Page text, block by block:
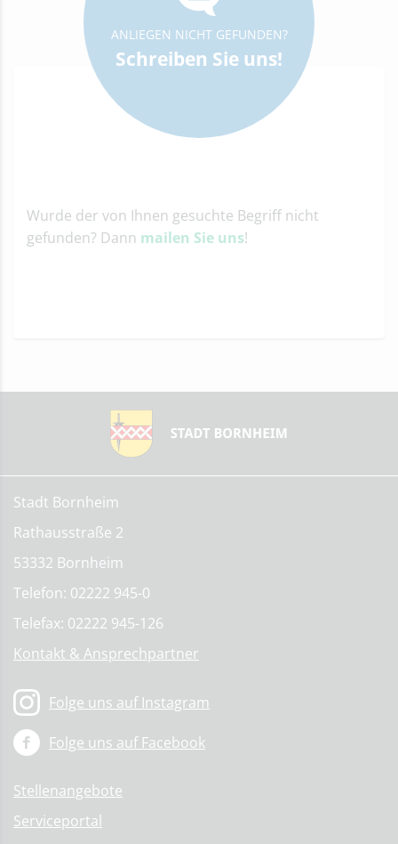
ANLIEGEN NICHT GEFUNDEN?
Schreiben Sie uns!
Wurde der von Ihnen gesuchte Begriff nicht
gefunden? Dann mailen Sie uns!
Stadt Bornheim
Rathausstraße 2
53332 Bornheim
Telefon: 02222 945-0
Telefax: 02222 945-126
Kontakt & Ansprechpartner
Folge uns auf Instagram
Folge uns auf Facebook
Stellenangebote
Serviceportal